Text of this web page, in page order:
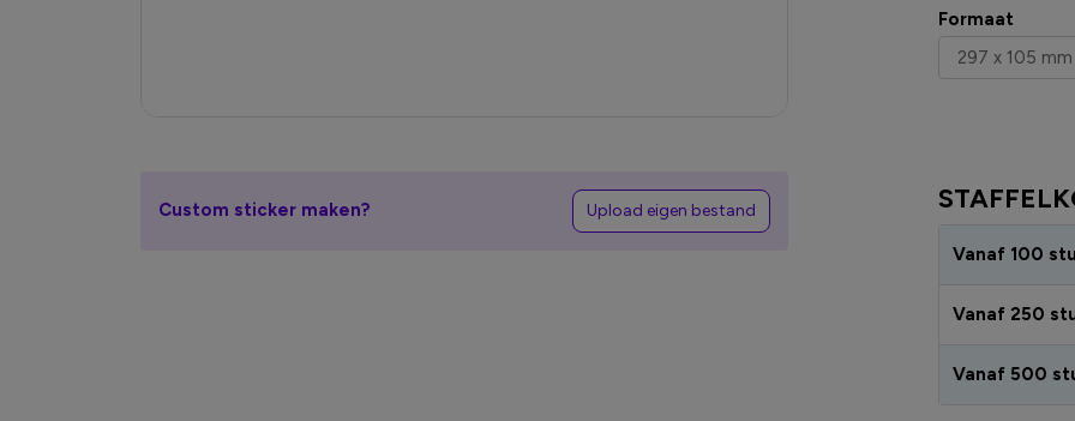
Formaat
Vanaf 100
Vanaf 250
Vanaf 500
Custom sticker maken? Upload eigen bestand